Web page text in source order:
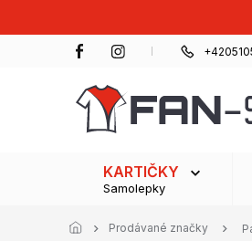
KARTIČKY
Samolepky
Prodávané značky